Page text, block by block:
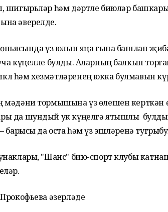
шигырьләр һәм дәртле биюләр
әверелде.
үз юлын яңа гына башлап
күңелле булды. Аларның балкып
һәм хезмәтләренең юкка булмавын
мәдәни тормышына үз өлешен керткән
да шундый ук күңелгә ятышлы
барысы да оста һәм үз эшләренә
"Шанс" бию-спорт клубы
әзерләде